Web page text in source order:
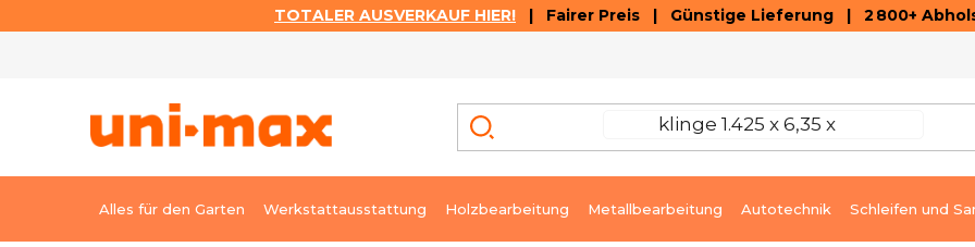
TOTALER AUSVERKAUF HIER! | Fairer Preis | Günstige Lieferung | 2 800+
Alles für den Garten Werkstattausstattung Holzbearbeitung Metallbearbeitung Autotechnik Schleifen und